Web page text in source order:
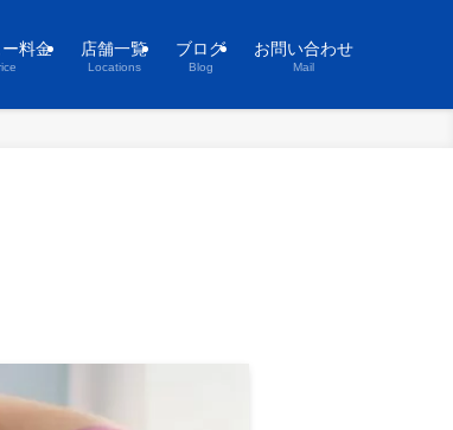
ー料金 店舗一覧
Locations
ブログ
Blog
お問い合わせ
Mail